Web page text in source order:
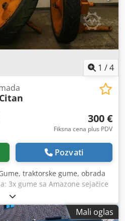
1 /4
300 €
Fiksna cena plus PDV
Pozvati
traktorske gume, obrada
3x gume sa Amazone sejačice
gume -Nabora: Ø 40 mm
za 3 gume -Težina: 51
Mali oglas